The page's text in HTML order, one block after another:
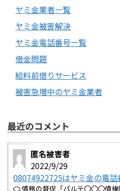
ヤミ金業者一覧
ヤミ金被害解決
ヤミ金電話番号一覧
借金問題
給料前借りサービス
被害急増中のヤミ金業者
最近のコメント
匿名被害者
2022/9/29
08074922725はヤミ金の電話
債務の督促「パルテ〇〇〇債